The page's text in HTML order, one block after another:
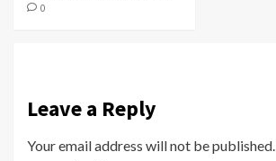
0
Leave a Reply
Your email address will not be published.